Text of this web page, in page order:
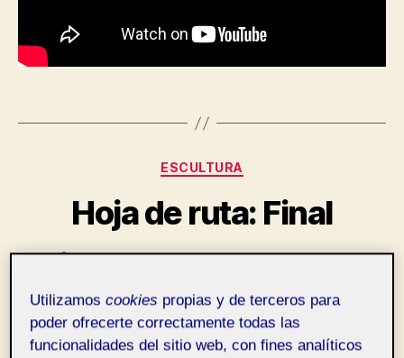
Categorías
ESCULTURA
Hoja de ruta: Final
Autor
la
entrada
PorMaría Concepción Torreblanca Mendo
de
la
entrada
ruta:
Utilizamoscookies propias y de terceros para
poder ofrecerte correctamente todas las
funcionalidades del sitio web, con fines analíticos